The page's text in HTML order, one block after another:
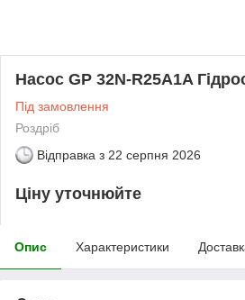
Насос GP 32N-R25A1A
Під замовлення
Роздріб
Відправка з 22 серпня 2026
Ціну уточнюйте
Опис Характеристики